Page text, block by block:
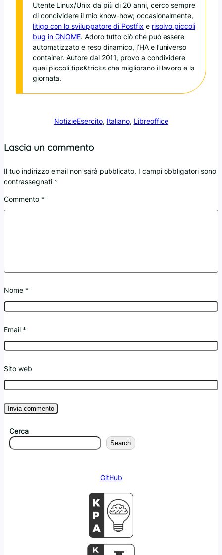
Utente Linux/Unix da più di 20 anni, cerco sempre
di condividere il mio know-how; occasionalmente,
litigo con lo sviluppatore di Postfix e risolvo piccoli
bug in GNOME. Adoro tutto ciò che può essere
automatizzato e reso dinamico, l’HA e l’universo
container. Autore dal 2011, provo a condividere
quei piccoli tips&tricks che migliorano il lavoro e la
giornata.
NotizieEsercito, Italiano, Libreoffice
Lascia un commento
Il tuo indirizzo email non sarà pubblicato. I campi obbligatori sono
contrassegnati *
Commento *
Nome *
Email *
Sito web
Cerca
Search
GitHub